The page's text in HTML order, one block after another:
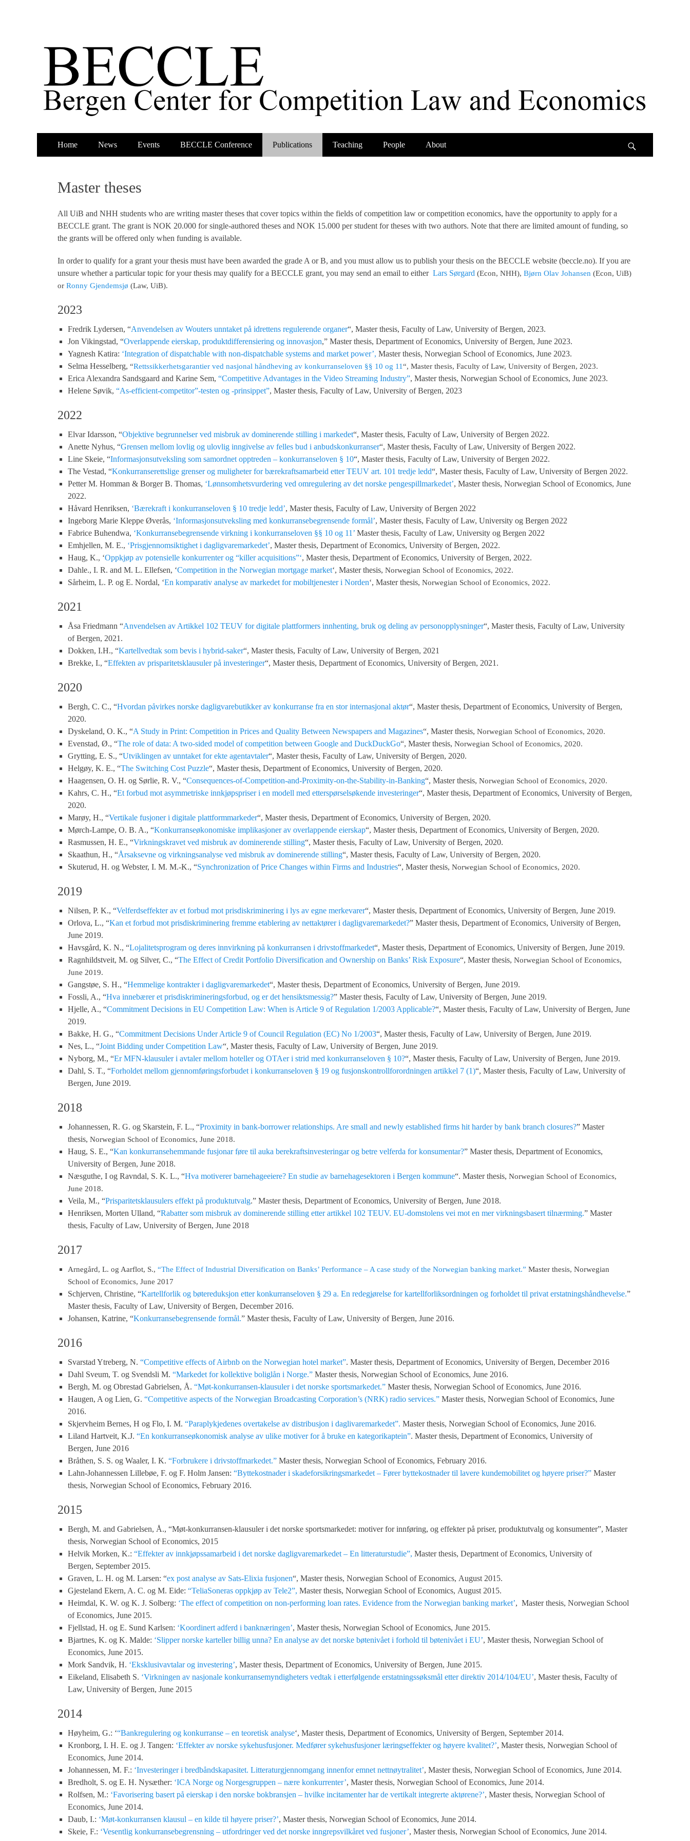
Primary
Menu
Home News Events BECCLE Conference Publications Teaching People About
Master theses
All UiB and NHH students who are writing master theses that cover topics within the fields of competition law or competition economics, have the opportunity to apply for a
BECCLE grant. The grant is NOK 20.000 for single-authored theses and NOK 15.000 per student for theses with two authors. Note that there are limited amount of funding, so
the grants will be offered only when funding is available.
In order to qualify for a grant your thesis must have been awarded the grade A or B, and you must allow us to publish your thesis on the BECCLE website (beccle.no). If you are
unsure whether a particular topic for your thesis may qualify for a BECCLE grant, you may send an email to either Lars Sørgard (Econ, NHH), Bjørn Olav Johansen (Econ, UiB)
or Ronny Gjendemsjø (Law, UiB).
2023
Fredrik Lydersen, “Anvendelsen av Wouters unntaket på idrettens regulerende organer“, Master thesis, Faculty of Law, University of Bergen, 2023.
Jon Vikingstad, “Overlappende eierskap, produktdifferensiering og innovasjon,” Master thesis, Department of Economics, University of Bergen, June 2023.
Yagnesh Katira: ‘Integration of dispatchable with non-dispatchable systems and market power’, Master thesis, Norwegian School of Economics, June 2023.
Selma Hesselberg, “Rettssikkerhetsgarantier ved nasjonal håndheving av konkurranseloven §§ 10 og 11“, Master thesis, Faculty of Law, University of Bergen, 2023.
Erica Alexandra Sandsgaard and Karine Sem, “Competitive Advantages in the Video Streaming Industry”, Master thesis, Norwegian School of Economics, June 2023.
Helene Søvik, “As-efficient-competitor”-testen og -prinsippet”, Master thesis, Faculty of Law, University of Bergen, 2023
2022
Elvar Idarsson, “Objektive begrunnelser ved misbruk av dominerende stilling i markedet“, Master thesis, Faculty of Law, University of Bergen 2022.
Anette Nyhus, “Grensen mellom lovlig og ulovlig inngivelse av felles bud i anbudskonkurranser“, Master thesis, Faculty of Law, University of Bergen 2022.
Line Skeie, “Informasjonsutveksling som samordnet opptreden – konkurranseloven § 10“, Master thesis, Faculty of Law, University of Bergen 2022.
The Vestad, “Konkurranserettslige grenser og muligheter for bærekraftsamarbeid etter TEUV art. 101 tredje ledd“, Master thesis, Faculty of Law, University of Bergen 2022.
Petter M. Homman & Borger B. Thomas, ‘Lønnsomhetsvurdering ved omregulering av det norske pengespillmarkedet’, Master thesis, Norwegian School of Economics, June
2022.
Håvard Henriksen, ‘Bærekraft i konkurranseloven § 10 tredje ledd’, Master thesis, Faculty of Law, University of Bergen 2022
Ingeborg Marie Kleppe Øverås, ‘Informasjonsutveksling med konkurransebegrensende formål’, Master thesis, Faculty of Law, University og Bergen 2022
Fabrice Buhendwa, ‘Konkurransebegrensende virkning i konkurranseloven §§ 10 og 11’ Master thesis, Faculty of Law, University og Bergen 2022
Emhjellen, M. E., ‘Prisgjennomsiktighet i dagligvaremarkedet’, Master thesis, Department of Economics, University of Bergen, 2022.
Haug, K., ‘Oppkjøp av potensielle konkurrenter og “killer acquisitions”‘, Master thesis, Department of Economics, University of Bergen, 2022.
Dahle., I. R. and M. L. Ellefsen, ‘Competition in the Norwegian mortgage market‘, Master thesis, Norwegian School of Economics, 2022.
Sårheim, L. P. og E. Nordal, ‘En komparativ analyse av markedet for mobiltjenester i Norden‘, Master thesis, Norwegian School of Economics, 2022.
2021
Åsa Friedmann “Anvendelsen av Artikkel 102 TEUV for digitale plattformers innhenting, bruk og deling av personopplysninger“, Master thesis, Faculty of Law, University
of Bergen, 2021.
Dokken, I.H., “Kartellvedtak som bevis i hybrid-saker“, Master thesis, Faculty of Law, University of Bergen, 2021
Brekke, I., “Effekten av prisparitetsklausuler på investeringer“, Master thesis, Department of Economics, University of Bergen, 2021.
2020
Bergh, C. C., “Hvordan påvirkes norske dagligvarebutikker av konkurranse fra en stor internasjonal aktør“, Master thesis, Department of Economics, University of Bergen,
2020.
Dyskeland, O. K., “A Study in Print: Competition in Prices and Quality Between Newspapers and Magazines“, Master thesis, Norwegian School of Economics, 2020.
Evenstad, Ø., “The role of data: A two-sided model of competition between Google and DuckDuckGo“, Master thesis, Norwegian School of Economics, 2020.
Grytting, E. S., “Utviklingen av unntaket for ekte agentavtaler“, Master thesis, Faculty of Law, University of Bergen, 2020.
Helgøy, K. E., “The Switching Cost Puzzle“, Master thesis, Department of Economics, University of Bergen, 2020.
Haagensen, O. H. og Sørlie, R. V., “Consequences-of-Competition-and-Proximity-on-the-Stability-in-Banking“, Master thesis, Norwegian School of Economics, 2020.
Kahrs, C. H., “Et forbud mot asymmetriske innkjøpspriser i en modell med etterspørselsøkende investeringer“, Master thesis, Department of Economics, University of Bergen,
2020.
Marøy, H., “Vertikale fusjoner i digitale plattformmarkeder“, Master thesis, Department of Economics, University of Bergen, 2020.
Mørch-Lampe, O. B. A., “Konkurranseøkonomiske implikasjoner av overlappende eierskap“, Master thesis, Department of Economics, University of Bergen, 2020.
Rasmussen, H. E., “Virkningskravet ved misbruk av dominerende stilling“, Master thesis, Faculty of Law, University of Bergen, 2020.
Skaathun, H., “Årsaksevne og virkningsanalyse ved misbruk av dominerende stilling“, Master thesis, Faculty of Law, University of Bergen, 2020.
Skuterud, H. og Webster, I. M. M.-K., “Synchronization of Price Changes within Firms and Industries“, Master thesis, Norwegian School of Economics, 2020.
2019
Nilsen, P. K., “Velferdseffekter av et forbud mot prisdiskriminering i lys av egne merkevarer“, Master thesis, Department of Economics, University of Bergen, June 2019.
Orlova, L., “Kan et forbud mot prisdiskriminering fremme etablering av nettaktører i dagligvaremarkedet?” Master thesis, Department of Economics, University of Bergen,
June 2019.
Havsgård, K. N., “Lojalitetsprogram og deres innvirkning på konkurransen i drivstoffmarkedet“, Master thesis, Department of Economics, University of Bergen, June 2019.
Ragnhildstveit, M. og Silver, C., “The Effect of Credit Portfolio Diversification and Ownership on Banks’ Risk Exposure“, Master thesis, Norwegian School of Economics,
June 2019.
Gangstøe, S. H., “Hemmelige kontrakter i dagligvaremarkedet“, Master thesis, Department of Economics, University of Bergen, June 2019.
Fossli, A., “Hva innebærer et prisdiskrimineringsforbud, og er det hensiktsmessig?” Master thesis, Faculty of Law, University of Bergen, June 2019.
Hjelle, A., “Commitment Decisions in EU Competition Law: When is Article 9 of Regulation 1/2003 Applicable?“, Master thesis, Faculty of Law, University of Bergen, June
2019.
Bakke, H. G., “Commitment Decisions Under Article 9 of Council Regulation (EC) No 1/2003“, Master thesis, Faculty of Law, University of Bergen, June 2019.
Nes, L., “Joint Bidding under Competition Law“, Master thesis, Faculty of Law, University of Bergen, June 2019.
Nyborg, M., “Er MFN-klausuler i avtaler mellom hoteller og OTAer i strid med konkurranseloven § 10?“, Master thesis, Faculty of Law, University of Bergen, June 2019.
Dahl, S. T., “Forholdet mellom gjennomføringsforbudet i konkurranseloven § 19 og fusjonskontrollforordningen artikkel 7 (1)“, Master thesis, Faculty of Law, University of
Bergen, June 2019.
2018
Johannessen, R. G. og Skarstein, F. L., “Proximity in bank-borrower relationships. Are small and newly established firms hit harder by bank branch closures?” Master
thesis, Norwegian School of Economics, June 2018.
Haug, S. E., “Kan konkurransehemmande fusjonar føre til auka berekraftsinvesteringar og betre velferda for konsumentar?” Master thesis, Department of Economics,
University of Bergen, June 2018.
Næsguthe, I og Ravndal, S. K. L., “Hva motiverer barnehageeiere? En studie av barnehagesektoren i Bergen kommune“. Master thesis, Norwegian School of Economics,
June 2018.
Veila, M., “Prisparitetsklausulers effekt på produktutvalg.” Master thesis, Department of Economics, University of Bergen, June 2018.
Henriksen, Morten Ulland, “Rabatter som misbruk av dominerende stilling etter artikkel 102 TEUV. EU-domstolens vei mot en mer virkningsbasert tilnærming.” Master
thesis, Faculty of Law, University of Bergen, June 2018
2017
Arnegård, L. og Aarflot, S., “The Effect of Industrial Diversification on Banks’ Performance – A case study of the Norwegian banking market.” Master thesis, Norwegian
School of Economics, June 2017
Schjerven, Christine, “Kartellforlik og bøtereduksjon etter konkurranseloven § 29 a. En redegjørelse for kartellforliksordningen og forholdet til privat erstatningshåndhevelse.”
Master thesis, Faculty of Law, University of Bergen, December 2016.
Johansen, Katrine, “Konkurransebegrensende formål.” Master thesis, Faculty of Law, University of Bergen, June 2016.
2016
Svarstad Ytreberg, N. “Competitive effects of Airbnb on the Norwegian hotel market”. Master thesis, Department of Economics, University of Bergen, December 2016
Dahl Sveum, T. og Svendsli M. “Markedet for kollektive boliglån i Norge.” Master thesis, Norwegian School of Economics, June 2016.
Bergh, M. og Obrestad Gabrielsen, Å. “Møt-konkurransen-klausuler i det norske sportsmarkedet.” Master thesis, Norwegian School of Economics, June 2016.
Haugen, A og Lien, G. “Competitive aspects of the Norwegian Broadcasting Corporation’s (NRK) radio services.” Master thesis, Norwegian School of Economics, June
2016.
Skjervheim Bernes, H og Flo, I. M. “Paraplykjedenes overtakelse av distribusjon i daglivaremarkedet”. Master thesis, Norwegian School of Economics, June 2016.
Liland Hartveit, K.J. “En konkurranseøkonomisk analyse av ulike motiver for å bruke en kategorikaptein”. Master thesis, Department of Economics, University of
Bergen, June 2016
Bråthen, S. S. og Waaler, I. K. “Forbrukere i drivstoffmarkedet.” Master thesis, Norwegian School of Economics, February 2016.
Lahn-Johannessen Lillebøe, F. og F. Holm Jansen: “Byttekostnader i skadeforsikringsmarkedet – Fører byttekostnader til lavere kundemobilitet og høyere priser?” Master
thesis, Norwegian School of Economics, February 2016.
2015
Bergh, M. and Gabrielsen, Å., “Møt-konkurransen-klausuler i det norske sportsmarkedet: motiver for innføring, og effekter på priser, produktutvalg og konsumenter”, Master
thesis, Norwegian School of Economics, 2015
Helvik Morken, K.: “Effekter av innkjøpssamarbeid i det norske dagligvaremarkedet – En litteraturstudie”, Master thesis, Department of Economics, University of
Bergen, September 2015.
Graven, L. H. og M. Larsen: “ex post analyse av Sats-Elixia fusjonen“, Master thesis, Norwegian School of Economics, August 2015.
Gjesteland Ekern, A. C. og M. Eide: “TeliaSoneras oppkjøp av Tele2”, Master thesis, Norwegian School of Economics, August 2015.
Heimdal, K. W. og K. J. Solberg: ‘The effect of competition on non-performing loan rates. Evidence from the Norwegian banking market’, Master thesis, Norwegian School
of Economics, June 2015.
Fjellstad, H. og E. Sund Karlsen: ‘Koordinert adferd i banknæringen’, Master thesis, Norwegian School of Economics, June 2015.
Bjartnes, K. og K. Malde: ‘Slipper norske karteller billig unna? En analyse av det norske bøtenivået i forhold til bøtenivået i EU’, Master thesis, Norwegian School of
Economics, June 2015.
Mork Sandvik, H. ‘Eksklusivavtalar og investering’, Master thesis, Department of Economics, University of Bergen, June 2015.
Eikeland, Elisabeth S. ‘Virkningen av nasjonale konkurransemyndigheters vedtak i etterfølgende erstatningssøksmål etter direktiv 2014/104/EU’, Master thesis, Faculty of
Law, University of Bergen, June 2015
2014
Høyheim, G.: ‘“Bankregulering og konkurranse – en teoretisk analyse‘, Master thesis, Department of Economics, University of Bergen, September 2014.
Kronborg, I. H. E. og J. Tangen: ‘Effekter av norske sykehusfusjoner. Medfører sykehusfusjoner læringseffekter og høyere kvalitet?’, Master thesis, Norwegian School of
Economics, June 2014.
Johannessen, M. F.: ‘Investeringer i bredbåndskapasitet. Litteraturgjennomgang innenfor emnet nettnøytralitet’, Master thesis, Norwegian School of Economics, June 2014.
Bredholt, S. og E. H. Nysæther: ‘ICA Norge og Norgesgruppen – nære konkurrenter’, Master thesis, Norwegian School of Economics, June 2014.
Rolfsen, M.: ‘Favorisering basert på eierskap i den norske bokbransjen – hvilke incitamenter har de vertikalt integrerte aktørene?’, Master thesis, Norwegian School of
Economics, June 2014.
Daub, I.: ‘Møt-konkurransen klausul – en kilde til høyere priser?’, Master thesis, Norwegian School of Economics, June 2014.
Skeie, F.: ‘Vesentlig konkurransebegrensning – utfordringer ved det norske inngrepsvilkåret ved fusjoner’, Master thesis, Norwegian School of Economics, June 2014.